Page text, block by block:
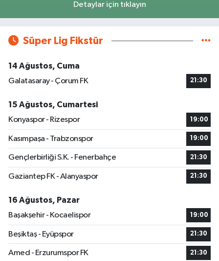
Detaylar için tıklayın
Süper Lig Fikstür
14 Ağustos, Cuma
Galatasaray - Çorum FK
21:30
15 Ağustos, Cumartesi
Konyaspor - Rizespor
19:00
Kasımpaşa - Trabzonspor 19:00
Gençlerbirliği S.K. - Fenerbahçe 21:30
Gaziantep FK - Alanyaspor 21:30
16 Ağustos, Pazar
Başakşehir - Kocaelispor
19:00
Beşiktaş - Eyüpspor 21:30
Amed - Erzurumspor FK 21:30